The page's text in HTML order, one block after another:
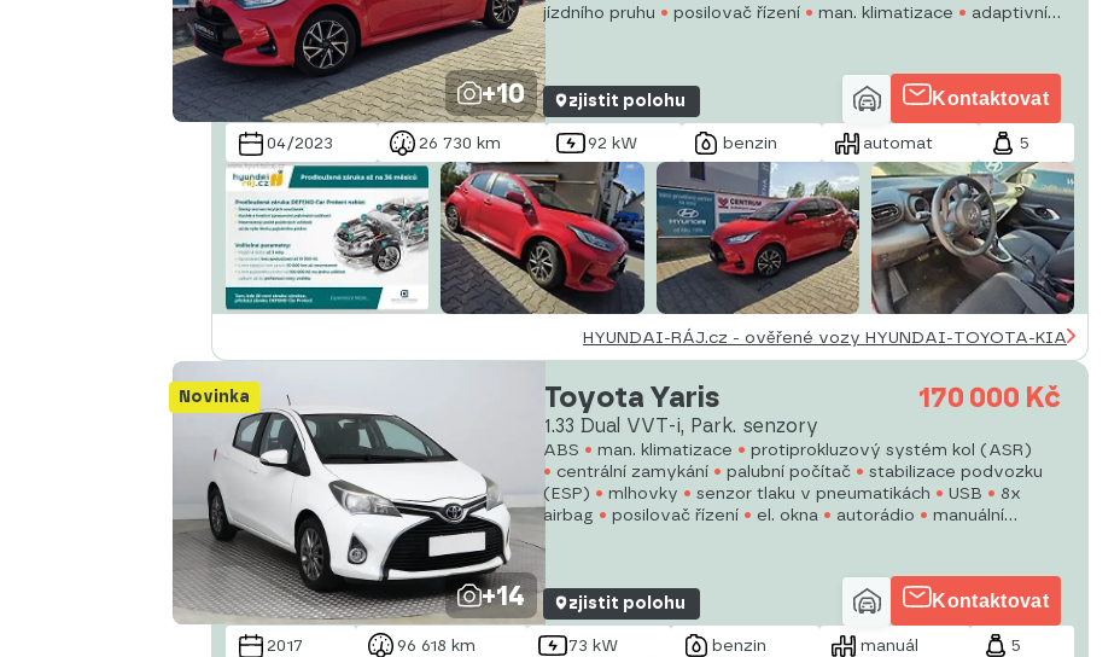
Abecedně od Z do A
+10
jízdního pruhu posilovač řízení man. klimatizace
adaptivní
tempomat
zjistit polohu Kontaktovat
04/2023 26 730 km 92 kW benzin automat 5
HYUNDAI-RÁJ.cz - ověřené vozy HYUNDAI-TOYOTA-KIA
Novinka
+14
Toyota Yaris
1.33 Dual VVT-i, Park. senzory
170 000 Kč
ABS man. klimatizace
protiprokluzový systém kol (ASR)
centrální zamykání
palubní počítač
stabilizace podvozku
(ESP)
mlhovky senzor tlaku v pneumatikách USB
8x
airbag
posilovač řízení el. okna autorádio
manuální
zjistit polohu Kontaktovat
2017 96 618 km 73 kW benzin manuál 5